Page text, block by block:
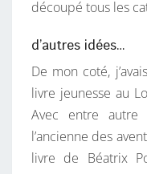
découpé tous les
d’autres idées…
De mon coté,
livre jeunesse au
Avec entre
l’ancienne des
livre de Béatrix